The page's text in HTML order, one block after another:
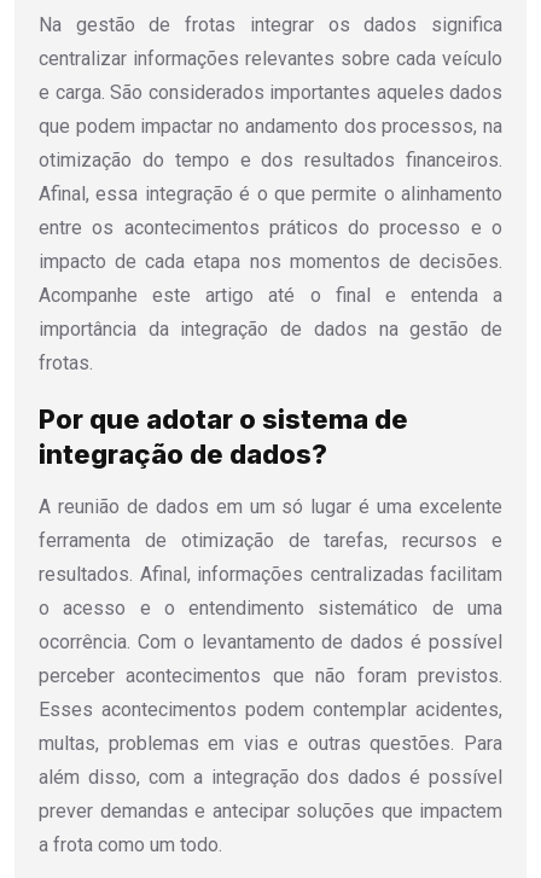
Na gestão de frotas integrar os dados significa
centralizar informações relevantes sobre cada veículo
e carga. São considerados importantes aqueles dados
que podem impactar no andamento dos processos, na
otimização do tempo e dos resultados financeiros.
Afinal, essa integração é o que permite o alinhamento
entre os acontecimentos práticos do processo e o
impacto de cada etapa nos momentos de decisões.
Acompanhe este artigo até o final e entenda a
importância da integração de dados na gestão de
frotas.
Por que adotar o sistema de
integração de dados?
A reunião de dados em um só lugar é uma excelente
ferramenta de otimização de tarefas, recursos e
resultados. Afinal, informações centralizadas facilitam
o acesso e o entendimento sistemático de uma
ocorrência. Com o levantamento de dados é possível
perceber acontecimentos que não foram previstos.
Esses acontecimentos podem contemplar acidentes,
multas, problemas em vias e outras questões. Para
além disso, com a integração dos dados é possível
prever demandas e antecipar soluções que impactem
a frota como um todo.